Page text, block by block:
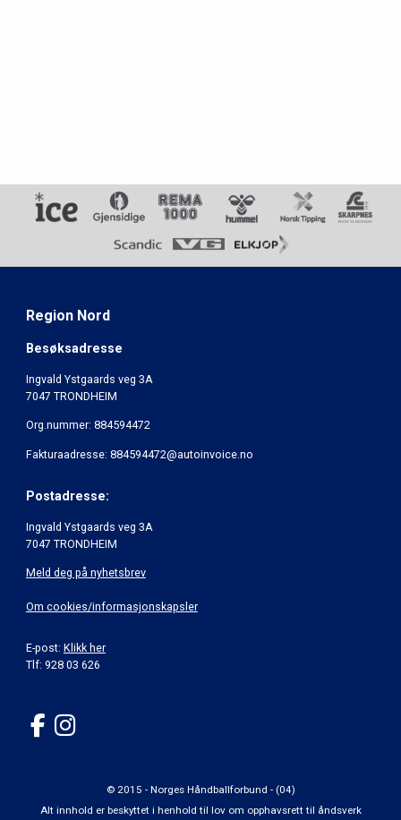
Region Nord
Besøksadresse
Ingvald Ystgaards veg 3A
7047 TRONDHEIM
Org.nummer: 884594472
Fakturaadresse: 884594472@autoinvoice.no
Postadresse:
Ingvald Ystgaards veg 3A
7047 TRONDHEIM
Meld deg på nyhetsbrev
Om cookies/informasjonskapsler
E-post: Klikk her
Tlf: 928 03 626
© 2015 - Norges Håndballforbund - (04)
Alt innhold er beskyttet i henhold til lov om opphavsrett til åndsverk